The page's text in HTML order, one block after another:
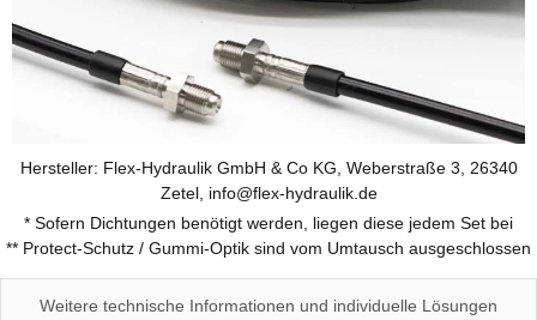
Hersteller: Flex-Hydraulik GmbH & Co KG, Weberstraße 3, 26340
Zetel, info@flex-hydraulik.de
* Sofern Dichtungen benötigt werden, liegen diese jedem Set bei
** Protect-Schutz / Gummi-Optik sind vom Umtausch ausgeschlossen
Weitere technische Informationen und individuelle Lösungen